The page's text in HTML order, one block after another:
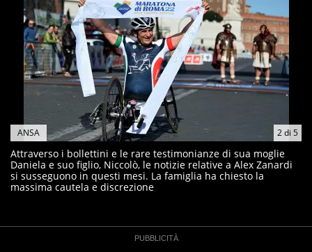
2di 5
ANSA
Attraverso i bollettini e le rare testimonianze di sua moglie
Daniela e suo figlio, Niccolò, le notizie relative a Alex Zanardi
si susseguono in questi mesi. La famiglia ha chiesto la
massima cautela e discrezione